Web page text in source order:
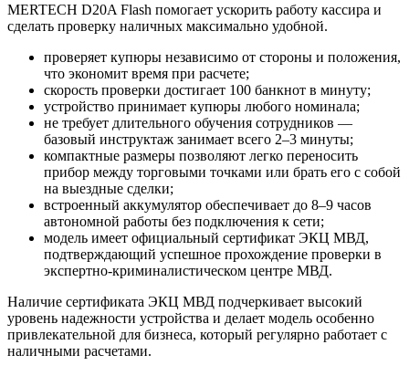
MERTECH D20A Flash помогает ускорить работу кассира и
сделать проверку наличных максимально удобной.
проверяет купюры независимо от стороны и положения,
что экономит время при расчете;
скорость проверки достигает 100 банкнот в минуту;
устройство принимает купюры любого номинала;
не требует длительного обучения сотрудников —
базовый инструктаж занимает всего 2–3 минуты;
компактные размеры позволяют легко переносить
прибор между торговыми точками или брать его с собой
на выездные сделки;
встроенный аккумулятор обеспечивает до 8–9 часов
автономной работы без подключения к сети;
модель имеет официальный сертификат ЭКЦ МВД,
подтверждающий успешное прохождение проверки в
экспертно-криминалистическом центре МВД.
Наличие сертификата ЭКЦ МВД подчеркивает высокий
уровень надежности устройства и делает модель особенно
привлекательной для бизнеса, который регулярно работает с
наличными расчетами.